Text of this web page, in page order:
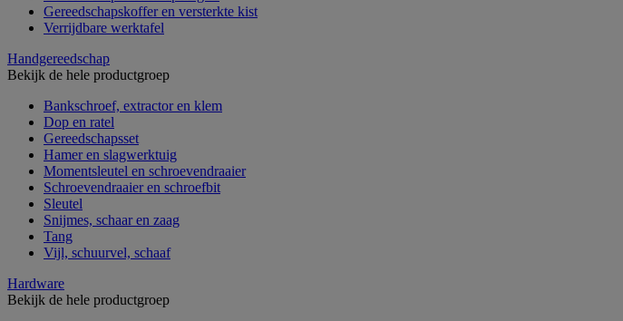
Gereedschapskoffer en versterkte kist
Verrijdbare werktafel
Handgereedschap
Bekijk de hele productgroep
Bankschroef, extractor en klem
Dop en ratel
Gereedschapsset
Hamer en slagwerktuig
Momentsleutel en schroevendraaier
Schroevendraaier en schroefbit
Sleutel
Snijmes, schaar en zaag
Tang
Vijl, schuurvel, schaaf
Hardware
Bekijk de hele productgroep